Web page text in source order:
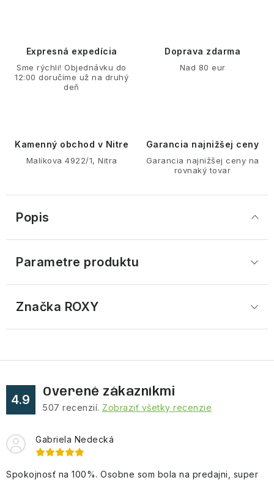
Expresná expedícia
Sme rýchli! Objednávku do
12:00 doručíme už na druhý
deň
Doprava zdarma
Nad 80 eur
Kamenný obchod v Nitre
Malíkova 4922/1, Nitra
Garancia najnižšej ceny
Garancia najnižšej ceny na
rovnaký tovar
Popis
Parametre produktu
Značka ROXY
4.9
Overené zákazníkmi
507 recenzií. Zobraziť všetky recenzie
Gabriela Nedecká
Spokojnosť na 100%. Osobne som bola na predajni, super